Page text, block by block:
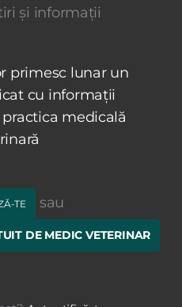
și informații
primesc lunar un
cu informații
medicală
TE sau
DE MEDIC VETERINAR